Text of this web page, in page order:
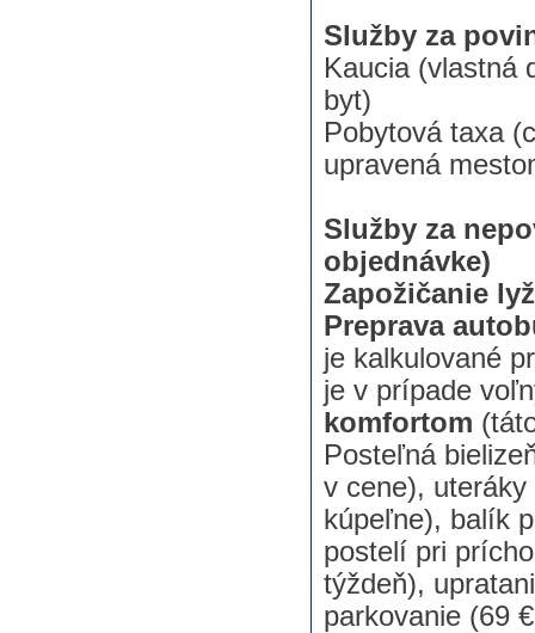
Služby za
Kaucia (vlastná
byt)
Pobytová taxa
upravená
Služby za
objednávke)
Zapožičanie
Preprava
je kalkulované
je v prípade
komfortom
Posteľná
v cene),
kúpeľne), balík
postelí pri
týždeň),
parkovanie (69